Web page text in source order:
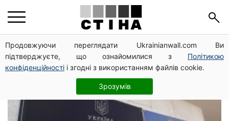
Продовжуючи переглядати Ukrainianwall.com Ви
підтверджуєте, що ознайомилися з Політикою
конфіденційності і згодні з використанням файлів cookie.
Зрозумів
политики